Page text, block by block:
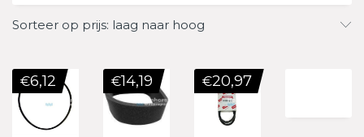
Sorteer op prijs: laag naar hoog
€6,12 €14,19 €20,97